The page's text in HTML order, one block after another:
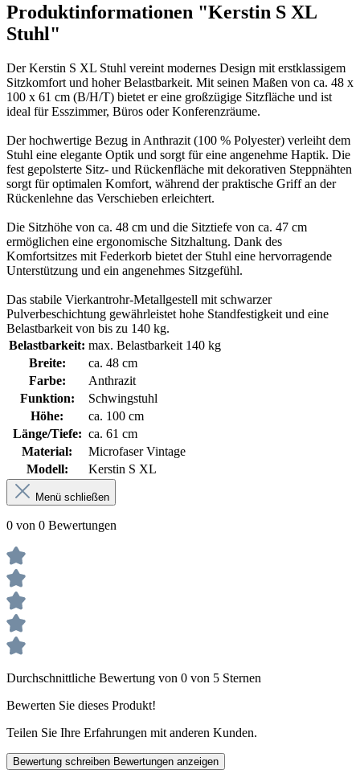
Produktinformationen "Kerstin S XL
Stuhl"
Der Kerstin S XL Stuhl vereint modernes Design mit erstklassigem
Sitzkomfort und hoher Belastbarkeit. Mit seinen Maßen von ca. 48 x
100 x 61 cm (B/H/T) bietet er eine großzügige Sitzfläche und ist
ideal für Esszimmer, Büros oder Konferenzräume.
Der hochwertige Bezug in Anthrazit (100 % Polyester) verleiht dem
Stuhl eine elegante Optik und sorgt für eine angenehme Haptik. Die
fest gepolsterte Sitz- und Rückenfläche mit dekorativen Steppnähten
sorgt für optimalen Komfort, während der praktische Griff an der
Rückenlehne das Verschieben erleichtert.
Die Sitzhöhe von ca. 48 cm und die Sitztiefe von ca. 47 cm
ermöglichen eine ergonomische Sitzhaltung. Dank des
Komfortsitzes mit Federkorb bietet der Stuhl eine hervorragende
Unterstützung und ein angenehmes Sitzgefühl.
Das stabile Vierkantrohr-Metallgestell mit schwarzer
Pulverbeschichtung gewährleistet hohe Standfestigkeit und eine
Belastbarkeit von bis zu 140 kg.
Belastbarkeit: max. Belastbarkeit 140 kg
Breite:
ca. 48 cm
Farbe:
Anthrazit
Funktion:
Schwingstuhl
Höhe:
ca. 100 cm
Länge/Tiefe: ca. 61 cm
Material:
Microfaser Vintage
Modell:
Kerstin S XL
Menü schließen
0 von 0 Bewertungen
Durchschnittliche Bewertung von 0 von 5 Sternen
Bewerten Sie dieses Produkt!
Teilen Sie Ihre Erfahrungen mit anderen Kunden.
Bewertung schreiben Bewertungen anzeigen